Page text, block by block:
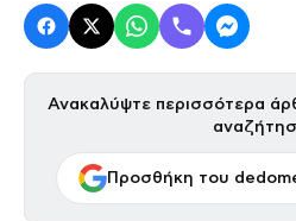
Ανακαλύψτε περισσότερα
Προσθήκη του